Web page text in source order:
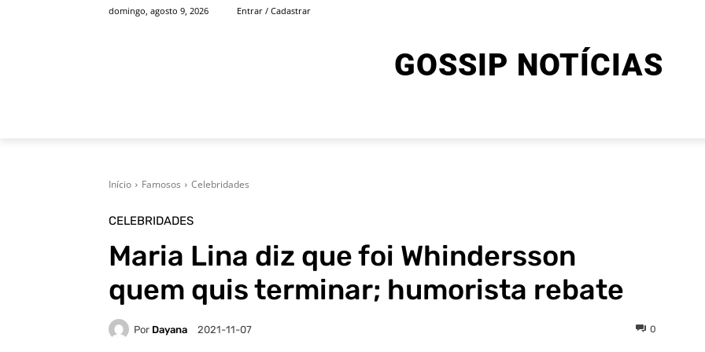
domingo, agosto 9, 2026 Entrar / Cadastrar
GOSSIP NOTÍCIAS
Início Famosos Celebridades
CELEBRIDADES
Maria Lina diz que foi Whindersson
quem quis terminar; humorista rebate
Por Dayana 2021-11-07 0